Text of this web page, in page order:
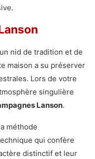
nid de tradition et de
maison a su préserver
Lors de votre
singulière
Lanson.
méthode
qui confère
distinctif et leur